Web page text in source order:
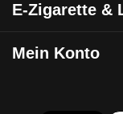
E-Zigarette &
Mein Konto